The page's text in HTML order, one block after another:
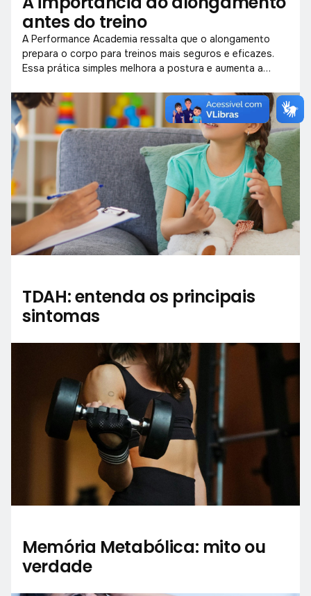
antes do treino
A Performance Academia ressalta que o alongamento
prepara o corpo para treinos mais seguros e eficazes.
Essa prática simples melhora a postura e aumenta a
TDAH: entenda os principais
sintomas
Memória Metabólica: mito ou
verdade